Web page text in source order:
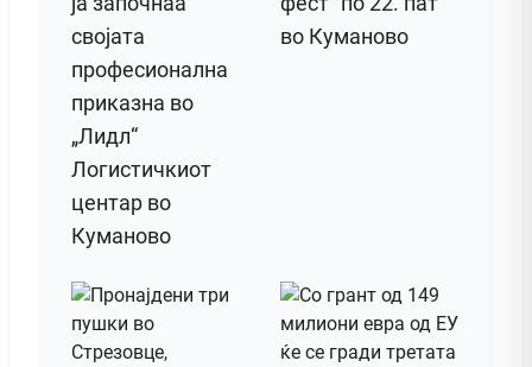
својата
професионална
приказна во
„Лидл“
Логистичкиот
центар во
Куманово
во Куманово